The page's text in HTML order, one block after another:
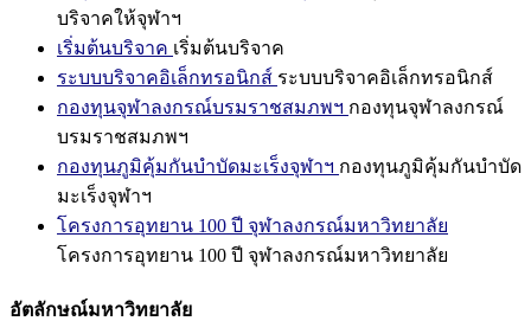
บริจาคให้จุฬาฯ
เริ่มต้นบริจาค เริ่มต้นบริจาค
ระบบบริจาคอิเล็กทรอนิกส์ ระบบบริจาคอิเล็กทรอนิกส์
กองทุนจุฬาลงกรณ์บรมราชสมภพฯ กองทุนจุฬาลงกรณ์
บรมราชสมภพฯ
กองทุนภูมิคุ้มกันบำบัดมะเร็งจุฬาฯ กองทุนภูมิคุ้มกันบำบัด
มะเร็งจุฬาฯ
โครงการอุทยาน 100 ปี จุฬาลงกรณ์มหาวิทยาลัย
โครงการอุทยาน 100 ปี จุฬาลงกรณ์มหาวิทยาลัย
อัตลักษณ์มหาวิทยาลัย